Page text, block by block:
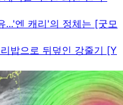
...'엔 캐리'의 정체는 [굿모
밥으로 뒤덮인 강줄기 [Y